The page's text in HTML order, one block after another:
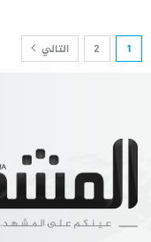
1
2 التالي